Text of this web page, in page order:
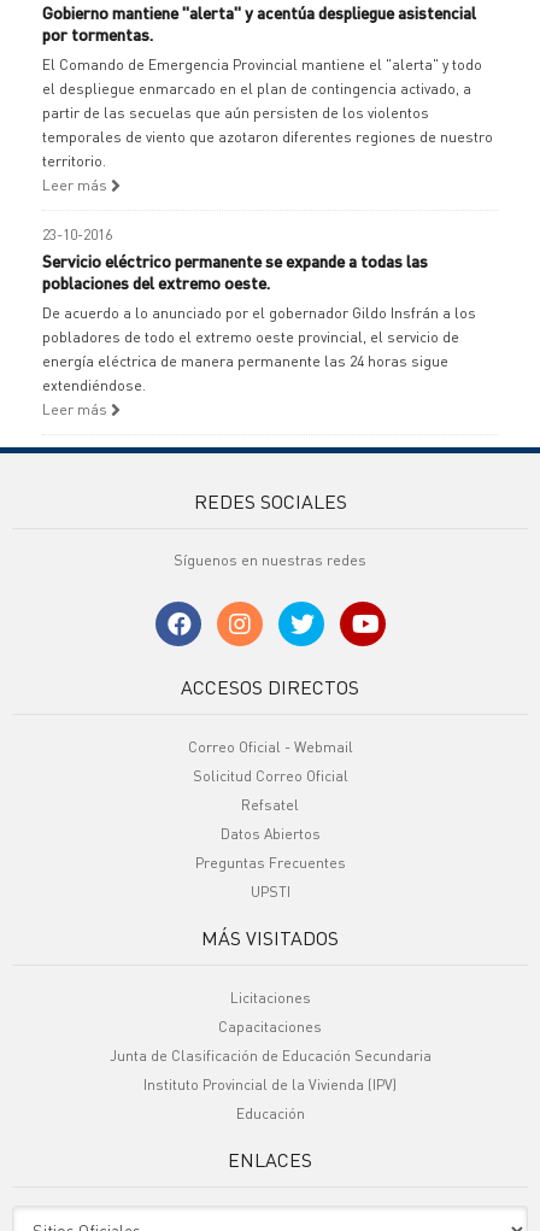
Gobierno mantiene "alerta" y acentúa despliegue asistencial
por tormentas.
El Comando de Emergencia Provincial mantiene el "alerta" y todo
el despliegue enmarcado en el plan de contingencia activado, a
partir de las secuelas que aún persisten de los violentos
temporales de viento que azotaron diferentes regiones de nuestro
territorio.
Leer más
23-10-2016
Servicio eléctrico permanente se expande a todas las
poblaciones del extremo oeste.
De acuerdo a lo anunciado por el gobernador Gildo Insfrán a los
pobladores de todo el extremo oeste provincial, el servicio de
energía eléctrica de manera permanente las 24 horas sigue
extendiéndose.
Leer más
REDES SOCIALES
Síguenos en nuestras redes
ACCESOS DIRECTOS
Correo Oficial - Webmail
Solicitud Correo Oficial
Refsatel
Datos Abiertos
Preguntas Frecuentes
UPSTI
MÁS VISITADOS
Licitaciones
Capacitaciones
Junta de Clasificación de Educación Secundaria
Instituto Provincial de la Vivienda (IPV)
Educación
ENLACES